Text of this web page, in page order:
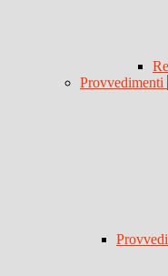
Provvedimenti